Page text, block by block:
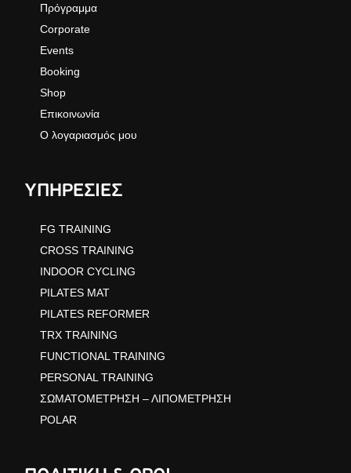
Πρόγραμμα
Corporate
Events
Booking
Shop
Επικοινωνία
Ο λογαριασμός μου
ΥΠΗΡΕΣΙΕΣ
FG TRAINING
CROSS TRAINING
INDOOR CYCLING
PILATES MAT
PILATES REFORMER
TRX TRAINING
FUNCTIONAL TRAINING
PERSONAL TRAINING
ΣΩΜΑΤΟΜΕΤΡΗΣΗ – ΛΙΠΟΜΕΤΡΗΣΗ
POLAR